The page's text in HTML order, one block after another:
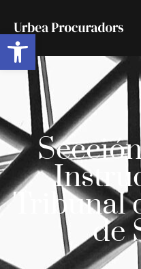
Abrir barra
Tribunal
de